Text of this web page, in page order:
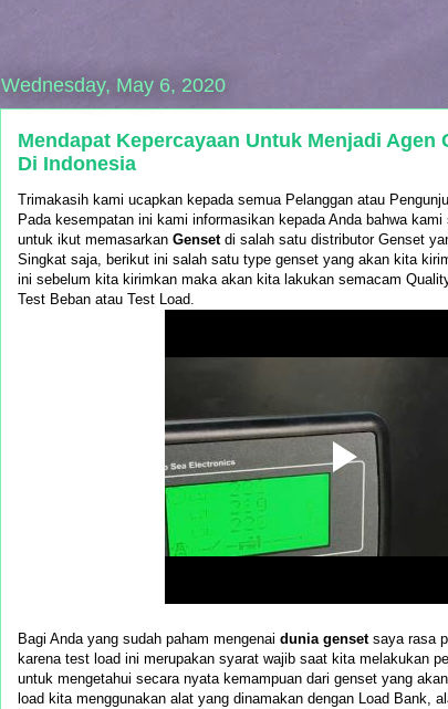
Wednesday, May 6, 2020
Mendapat Kepercayaan Untuk Menjadi Agen
Di Indonesia
Trimakasih kami ucapkan kepada semua Pelanggan atau
Pada kesempatan ini kami informasikan kepada Anda bahwa
untuk ikut memasarkan Gensetdi salah satu distributor Genset
Singkat saja, berikut ini salah satu type genset yang akan kita
ini sebelum kita kirimkan maka akan kita lakukan semacam
Test Beban atau Test Load.
Bagi Anda yang sudah paham mengenai dunia gensetsaya rasa
karena test load ini merupakan syarat wajib saat kita melakukan
untuk mengetahui secara nyata kemampuan dari genset yang
load kita menggunakan alat yang dinamakan dengan Load Bank,